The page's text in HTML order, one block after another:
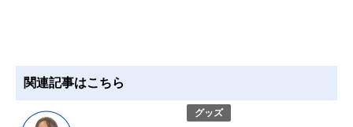
関連記事はこちら
グッズ